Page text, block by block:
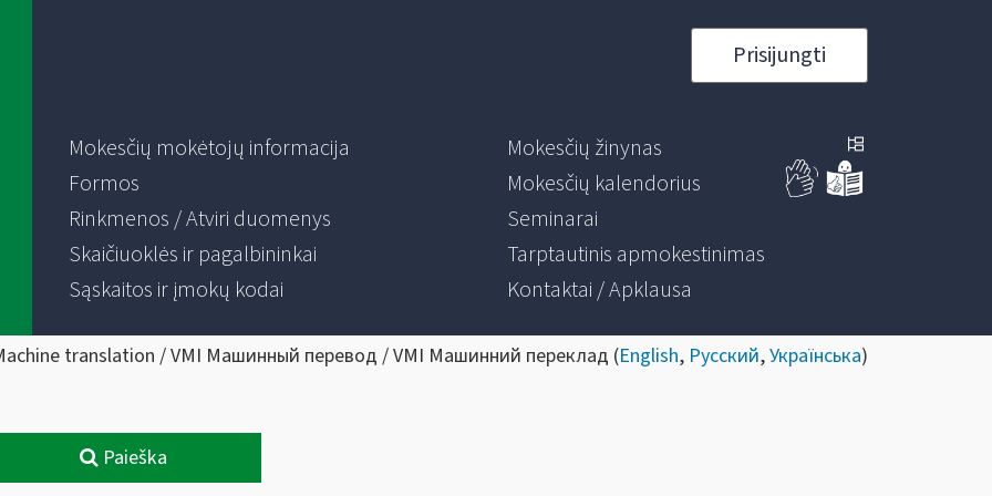
Prisijungti
Mokesčių mokėtojų informacija
Formos
Rinkmenos / Atviri duomenys
Skaičiuoklės ir pagalbininkai
Sąskaitos ir įmokų kodai
Mokesčių žinynas
Mokesčių kalendorius
Seminarai
Tarptautinis apmokestinimas
Kontaktai / Apklausa
translation / VMI Машинный перевод / VMI Машинний переклад (English, Русский,Українська)
Paieška